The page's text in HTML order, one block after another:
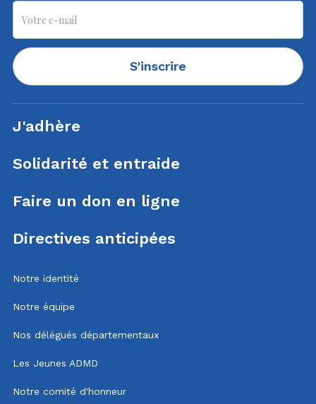
S'inscrire
J'adhère
Solidarité et entraide
Faire un don en ligne
Directives anticipées
Notre identité
Notre équipe
Nos délégués départementaux
Les Jeunes ADMD
Notre comité d'honneur